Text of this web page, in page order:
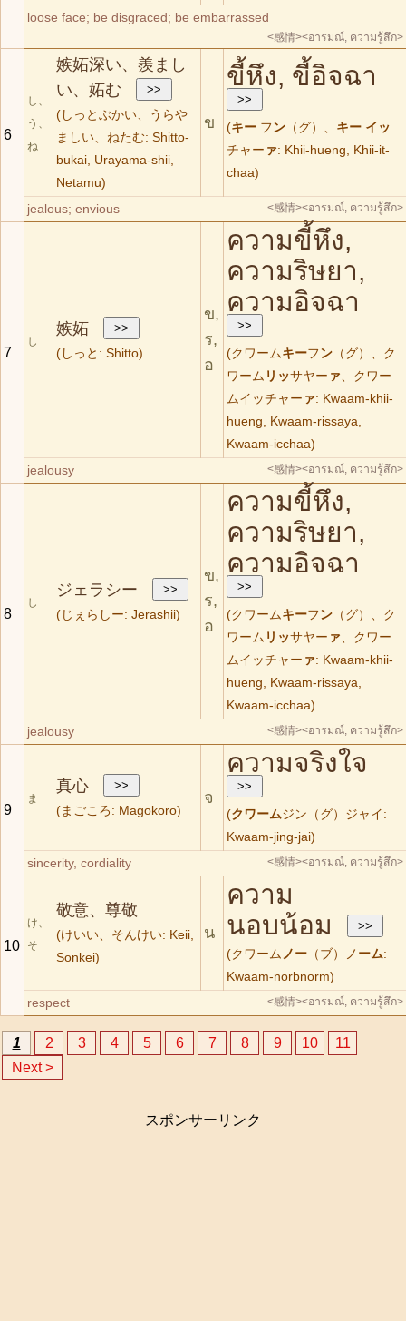
loose face; be disgraced; be embarrassed
<感情><อารมณ์, ความรู้สึก>
6
し、
う、
ね
嫉妬深い、羨まし
い、妬む
(しっとぶかい、うらや
ましい、ねたむ: Shitto-
bukai, Urayama-shii,
Netamu)
ข
ขี้หึง, ขี้อิจฉา
(キー フン （グ）、 キー イッ
チャー ァ: Khii-hueng, Khii-it-
chaa)
jealous; envious <感情><อารมณ์, ความรู้สึก>
7
し
嫉妬
(しっと: Shitto)
ข,
ร,
อ
ความขี้หึง,
ความริษยา,
ความอิจฉา
(クワームキーフン （グ）、ク
ワーム リッサヤー ァ、クワー
ムイッチャー ァ: Kwaam-khii-
hueng, Kwaam-rissaya,
Kwaam-icchaa)
jealousy <感情><อารมณ์, ความรู้สึก>
8
し
ジェラシー
(じぇらしー: Jerashii)
ข,
ร,
อ
ความขี้หึง,
ความริษยา,
ความอิจฉา
(クワームキーフン （グ）、ク
ワーム リッサヤー ァ、クワー
ムイッチャー ァ: Kwaam-khii-
hueng, Kwaam-rissaya,
Kwaam-icchaa)
jealousy <感情><อารมณ์, ความรู้สึก>
9
ま
真心
(まごころ: Magokoro)
จ
ความจริงใจ
(クワームジン（グ）ジャイ:
Kwaam-jing-jai)
sincerity, cordiality <感情><อารมณ์, ความรู้สึก>
10
け、
そ
敬意、尊敬
(けいい、そんけい: Keii,
Sonkei)
น
ความ
นอบน้อม
(クワーム ノー （ブ）ノ ーム:
Kwaam-norbnorm)
respect <感情><อารมณ์, ความรู้สึก>
1 2 3 4 5 6 7 8 9 10
11
Next >
スポンサーリンク